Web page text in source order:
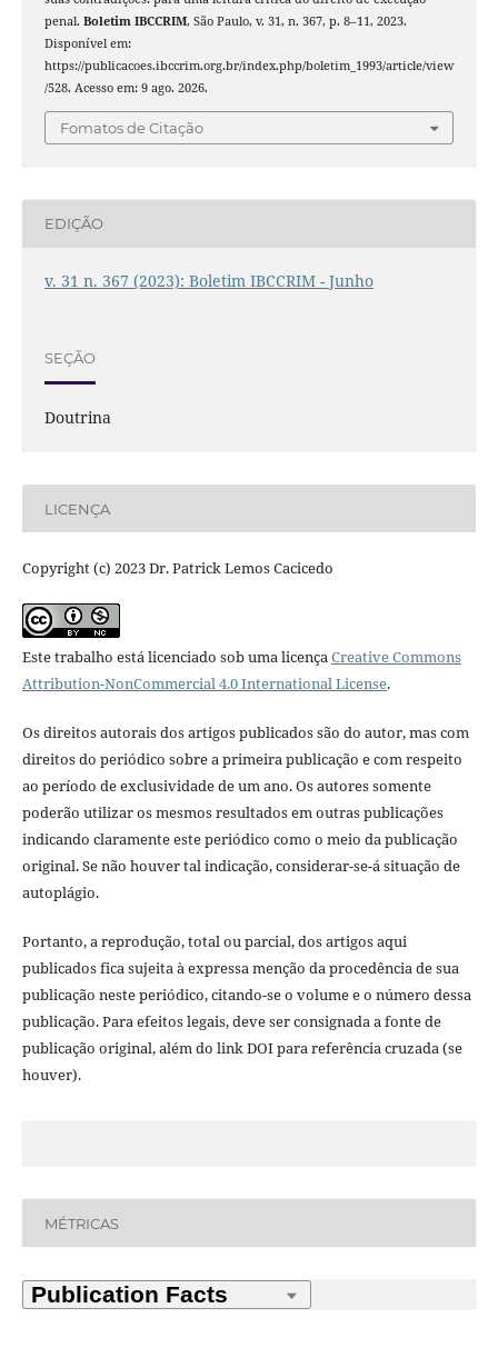
penal. Boletim IBCCRIM, São Paulo, v. 31, n. 367, p. 8–11, 2023.
Disponível em:
https://publicacoes.ibccrim.org.br/index.php/boletim_1993/article/view
/528. Acesso em: 9 ago. 2026.
Fomatos de Citação
EDIÇÃO
v. 31 n. 367 (2023): Boletim IBCCRIM - Junho
SEÇÃO
Doutrina
LICENÇA
Copyright (c) 2023 Dr. Patrick Lemos Cacicedo
Este trabalho está licenciado sob uma licençaCreative Commons
Attribution-NonCommercial 4.0 International License.
Os direitos autorais dos artigos publicados são do autor, mas com
direitos do periódico sobre a primeira publicação e com respeito
ao período de exclusividade de um ano. Os autores somente
poderão utilizar os mesmos resultados em outras publicações
indicando claramente este periódico como o meio da publicação
original. Se não houver tal indicação, considerar-se-á situação de
autoplágio.
Portanto, a reprodução, total ou parcial, dos artigos aqui
publicados fica sujeita à expressa menção da procedência de sua
publicação neste periódico, citando-se o volume e o número dessa
publicação. Para efeitos legais, deve ser consignada a fonte de
publicação original, além do link DOI para referência cruzada (se
houver).
MÉTRICAS